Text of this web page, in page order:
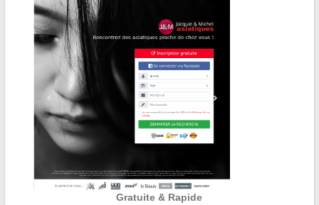
Gratuite & Rapide